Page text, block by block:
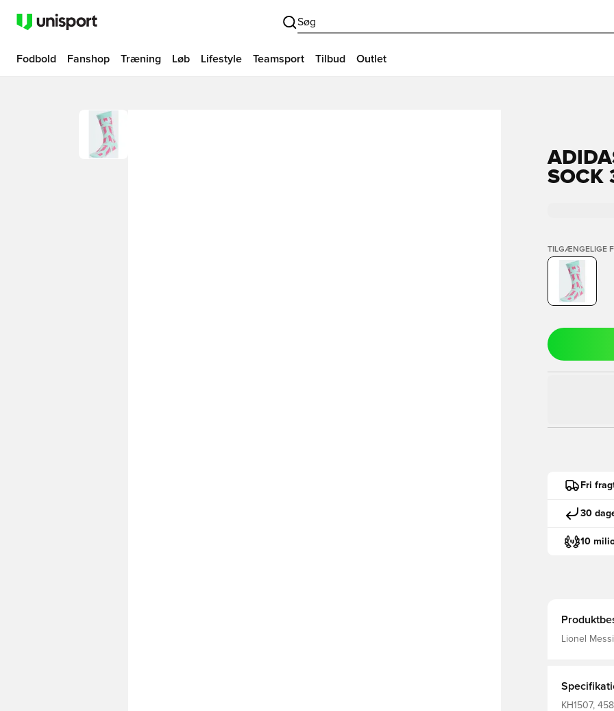
Søg
Fodbold Fanshop Træning Løb Lifestyle Teamsport Tilbud Outlet
SOCK
TILGÆNGELIGE
Fri
30
10
Lionel
kampe.
tilbyder
KH1507,